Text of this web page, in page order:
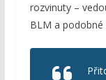
rozvinuty –
BLM a